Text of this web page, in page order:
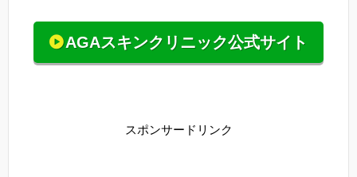
AGAスキンクリニック公式サイト
スポンサードリンク